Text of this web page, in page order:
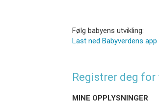
Følg babyens utvikling:
Last ned Babyverdens app
Registrer deg for
MINE OPPLYSNINGER